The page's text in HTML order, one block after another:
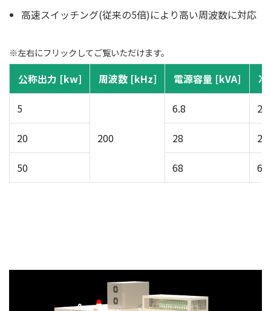
高速スイッチング(従来の5倍)により高い周波数に対応
※左右にフリックしてご覧いただけます。
公称出力 [kw] 周波数 [kHz] 電源容量 [kVA]
5
200
6.8 22
20 28 23
50 68 60